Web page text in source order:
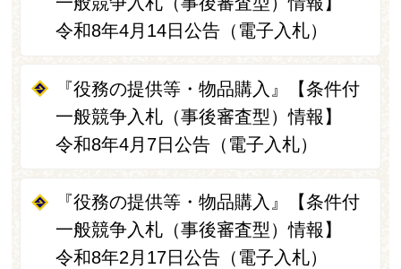
令和8年4月14日公告（電子入札）
『役務の提供等・物品購入』【条件付
一般競争入札（事後審査型）情報】
令和8年4月7日公告（電子入札）
『役務の提供等・物品購入』【条件付
一般競争入札（事後審査型）情報】
令和8年2月17日公告（電子入札）